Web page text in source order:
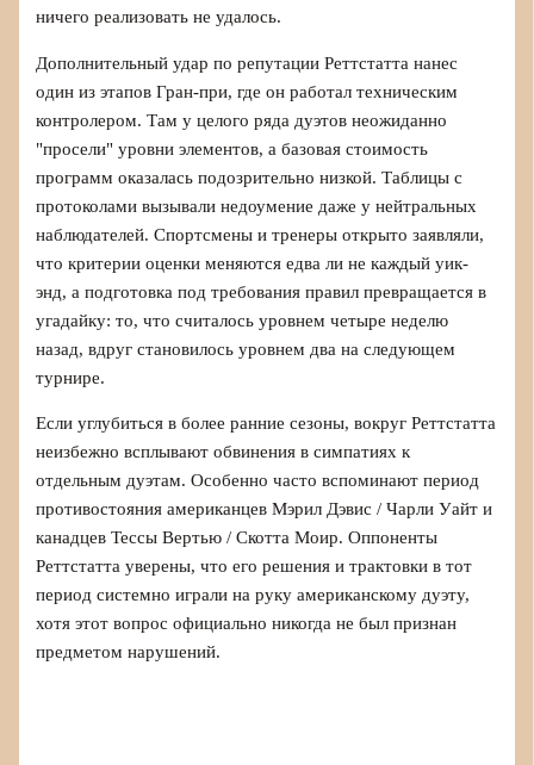
ничего реализовать не удалось.
Дополнительный удар по репутации Реттстатта нанес
один из этапов Гран-при, где он работал техническим
контролером. Там у целого ряда дуэтов неожиданно
"просели" уровни элементов, а базовая стоимость
программ оказалась подозрительно низкой. Таблицы с
протоколами вызывали недоумение даже у нейтральных
наблюдателей. Спортсмены и тренеры открыто заявляли,
что критерии оценки меняются едва ли не каждый уик-
энд, а подготовка под требования правил превращается в
угадайку: то, что считалось уровнем четыре неделю
назад, вдруг становилось уровнем два на следующем
турнире.
Если углубиться в более ранние сезоны, вокруг Реттстатта
неизбежно всплывают обвинения в симпатиях к
отдельным дуэтам. Особенно часто вспоминают период
противостояния американцев Мэрил Дэвис / Чарли Уайт и
канадцев Тессы Вертью / Скотта Моир. Оппоненты
Реттстатта уверены, что его решения и трактовки в тот
период системно играли на руку американскому дуэту,
хотя этот вопрос официально никогда не был признан
предметом нарушений.